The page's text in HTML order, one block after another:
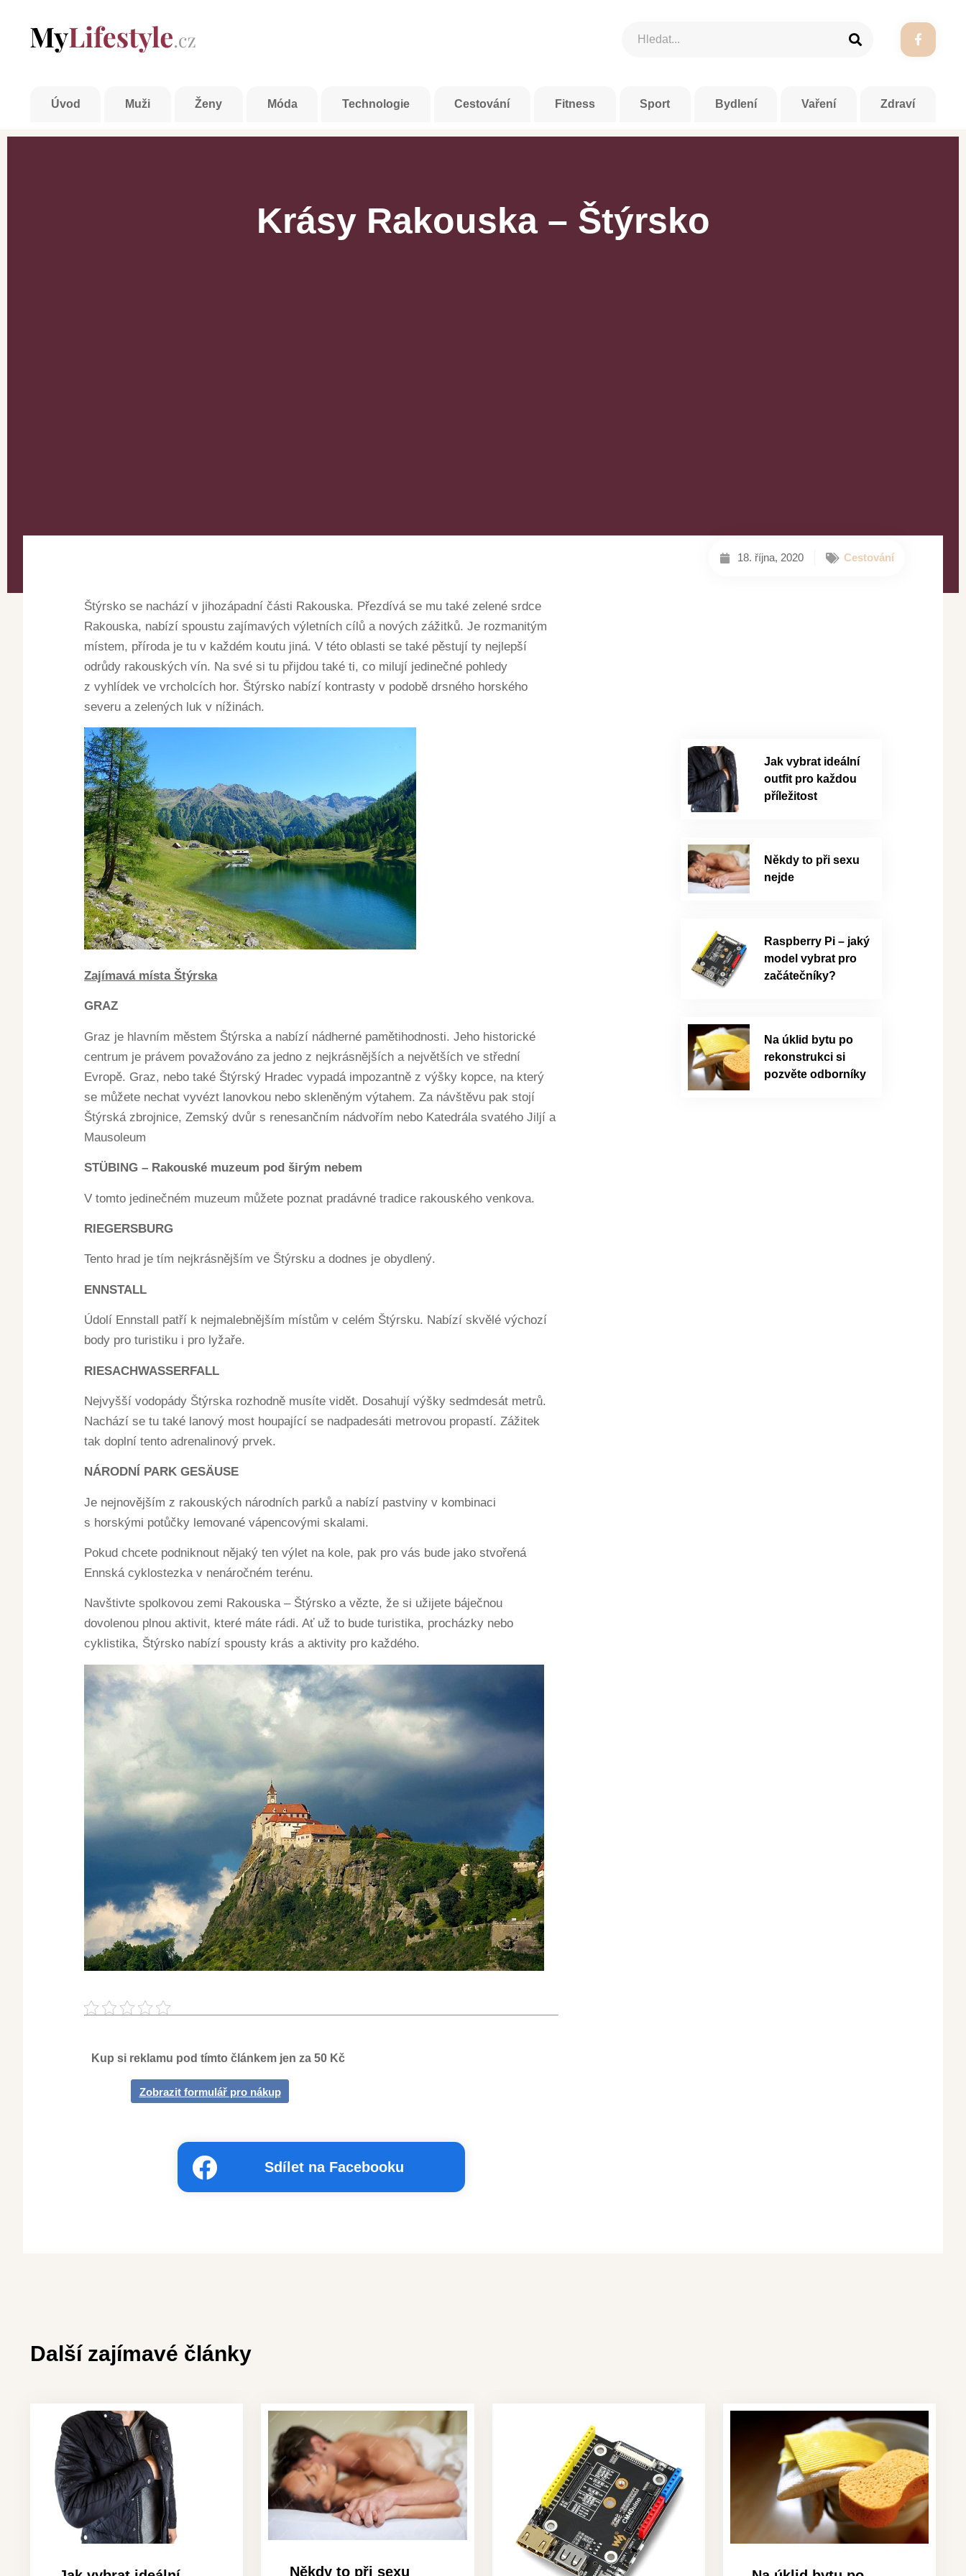
Úvod Muži Ženy Móda Technologie Cestování Fitness Sport Bydlení Vaření Zdraví
Krásy Rakouska – Štýrsko
18. října, 2020 Cestování
Štýrsko se nachází v jihozápadní části Rakouska. Přezdívá se mu také zelené srdce
Rakouska, nabízí spoustu zajímavých výletních cílů a nových zážitků. Je rozmanitým
místem, příroda je tu v každém koutu jiná. V této oblasti se také pěstují ty nejlepší
odrůdy rakouských vín. Na své si tu přijdou také ti, co milují jedinečné pohledy
z vyhlídek ve vrcholcích hor. Štýrsko nabízí kontrasty v podobě drsného horského
severu a zelených luk v nížinách.
Zajímavá místa Štýrska
GRAZ
Graz je hlavním městem Štýrska a nabízí nádherné pamětihodnosti. Jeho historické
centrum je právem považováno za jedno z nejkrásnějších a největších ve střední
Evropě. Graz, nebo také Štýrský Hradec vypadá impozantně z výšky kopce, na který
se můžete nechat vyvézt lanovkou nebo skleněným výtahem. Za návštěvu pak stojí
Štýrská zbrojnice, Zemský dvůr s renesančním nádvořím nebo Katedrála svatého Jiljí a
Mausoleum
STÜBING – Rakouské muzeum pod širým nebem
V tomto jedinečném muzeum můžete poznat pradávné tradice rakouského venkova.
RIEGERSBURG
Tento hrad je tím nejkrásnějším ve Štýrsku a dodnes je obydlený.
ENNSTALL
Údolí Ennstall patří k nejmalebnějším místům v celém Štýrsku. Nabízí skvělé výchozí
body pro turistiku i pro lyžaře.
RIESACHWASSERFALL
Nejvyšší vodopády Štýrska rozhodně musíte vidět. Dosahují výšky sedmdesát metrů.
Nachází se tu také lanový most houpající se nadpadesáti metrovou propastí. Zážitek
tak doplní tento adrenalinový prvek.
NÁRODNÍ PARK GESÄUSE
Je nejnovějším z rakouských národních parků a nabízí pastviny v kombinaci
s horskými potůčky lemované vápencovými skalami.
Pokud chcete podniknout nějaký ten výlet na kole, pak pro vás bude jako stvořená
Ennská cyklostezka v nenáročném terénu.
Navštivte spolkovou zemi Rakouska – Štýrsko a vězte, že si užijete báječnou
dovolenou plnou aktivit, které máte rádi. Ať už to bude turistika, procházky nebo
cyklistika, Štýrsko nabízí spousty krás a aktivity pro každého.
Kup si reklamu pod tímto článkem jen za 50 Kč
Zobrazit formulář pro nákup
Sdílet na Facebooku
Jak vybrat ideální
outfit pro každou
příležitost
Někdy to při sexu
nejde
Raspberry Pi – jaký
model vybrat pro
začátečníky?
Na úklid bytu po
rekonstrukci si
pozvěte odborníky
Další zajímavé články
Někdy to při sexu